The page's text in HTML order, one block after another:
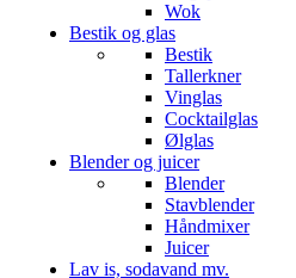
Wok
Bestik og glas
Bestik
Tallerkner
Vinglas
Cocktailglas
Ølglas
Blender og juicer
Blender
Stavblender
Håndmixer
Juicer
Lav is, sodavand mv.